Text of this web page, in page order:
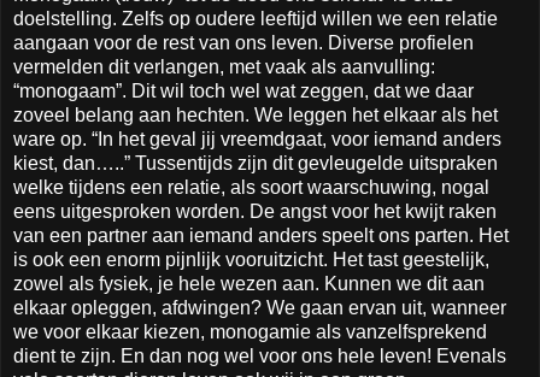
doelstelling. Zelfs op oudere leeftijd willen we een relatie
aangaan voor de rest van ons leven. Diverse profielen
vermelden dit verlangen, met vaak als aanvulling:
“monogaam”. Dit wil toch wel wat zeggen, dat we daar
zoveel belang aan hechten. We leggen het elkaar als het
ware op. “In het geval jij vreemdgaat, voor iemand anders
kiest, dan…..” Tussentijds zijn dit gevleugelde uitspraken
welke tijdens een relatie, als soort waarschuwing, nogal
eens uitgesproken worden. De angst voor het kwijt raken
van een partner aan iemand anders speelt ons parten. Het
is ook een enorm pijnlijk vooruitzicht. Het tast geestelijk,
zowel als fysiek, je hele wezen aan. Kunnen we dit aan
elkaar opleggen, afdwingen? We gaan ervan uit, wanneer
we voor elkaar kiezen, monogamie als vanzelfsprekend
dient te zijn. En dan nog wel voor ons hele leven! Evenals